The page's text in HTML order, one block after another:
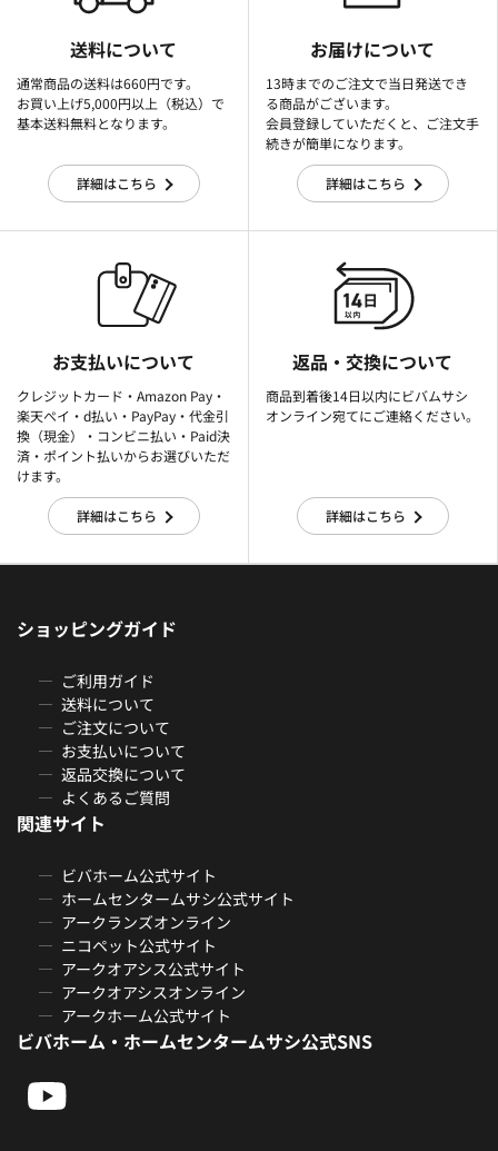
送料について
通常商品の送料は660円です。
お買い上げ5,000円以上（税込）で
基本送料無料となります。
詳細はこちら
お届けについて
13時までのご注文で当日発送でき
る商品がございます。
会員登録していただくと、ご注文手
続きが簡単になります。
詳細はこちら
お支払いについて
クレジットカード・Amazon Pay・
楽天ぺイ・d払い・PayPay・代金引
換（現金）・コンビニ払い・Paid決
済・ポイント払いからお選びいただ
けます。
詳細はこちら
返品・交換について
商品到着後14日以内にビバムサシ
オンライン宛てにご連絡ください。
詳細はこちら
ショッピングガイド
ご利用ガイド
送料について
ご注文について
お支払いについて
返品交換について
よくあるご質問
関連サイト
ビバホーム公式サイト
ホームセンタームサシ公式サイト
アークランズオンライン
ニコペット公式サイト
アークオアシス公式サイト
アークオアシスオンライン
アークホーム公式サイト
ビバホーム・ホームセンタームサシ公式SNS